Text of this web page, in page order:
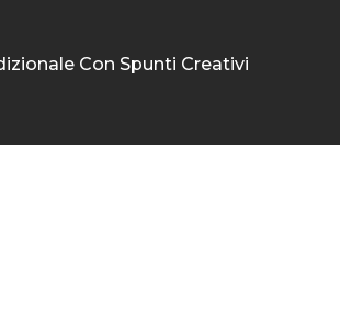
Con Spunti Creativi